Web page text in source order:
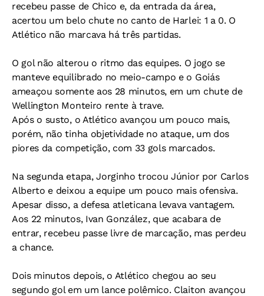
recebeu passe de Chico e, da entrada da área,
acertou um belo chute no canto de Harlei: 1 a 0. O
Atlético não marcava há três partidas.
O gol não alterou o ritmo das equipes. O jogo se
manteve equilibrado no meio-campo e o Goiás
ameaçou somente aos 28 minutos, em um chute de
Wellington Monteiro rente à trave.
Após o susto, o Atlético avançou um pouco mais,
porém, não tinha objetividade no ataque, um dos
piores da competição, com 33 gols marcados.
Na segunda etapa, Jorginho trocou Júnior por Carlos
Alberto e deixou a equipe um pouco mais ofensiva.
Apesar disso, a defesa atleticana levava vantagem.
Aos 22 minutos, Ivan González, que acabara de
entrar, recebeu passe livre de marcação, mas perdeu
a chance.
Dois minutos depois, o Atlético chegou ao seu
segundo gol em um lance polêmico. Claiton avançou